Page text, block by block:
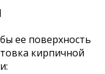
ее поверхность
кирпичной